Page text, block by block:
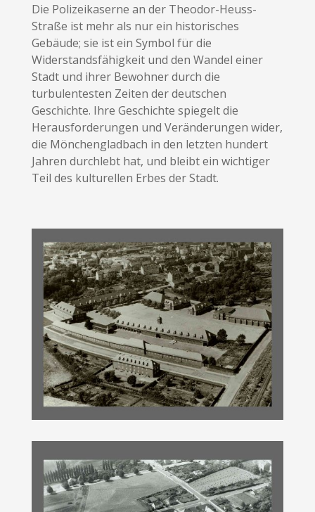
Die Polizeikaserne an der Theodor-Heuss-
Straße ist mehr als nur ein historisches
Gebäude; sie ist ein Symbol für die
Widerstandsfähigkeit und den Wandel einer
Stadt und ihrer Bewohner durch die
turbulentesten Zeiten der deutschen
Geschichte. Ihre Geschichte spiegelt die
Herausforderungen und Veränderungen wider,
die Mönchengladbach in den letzten hundert
Jahren durchlebt hat, und bleibt ein wichtiger
Teil des kulturellen Erbes der Stadt.